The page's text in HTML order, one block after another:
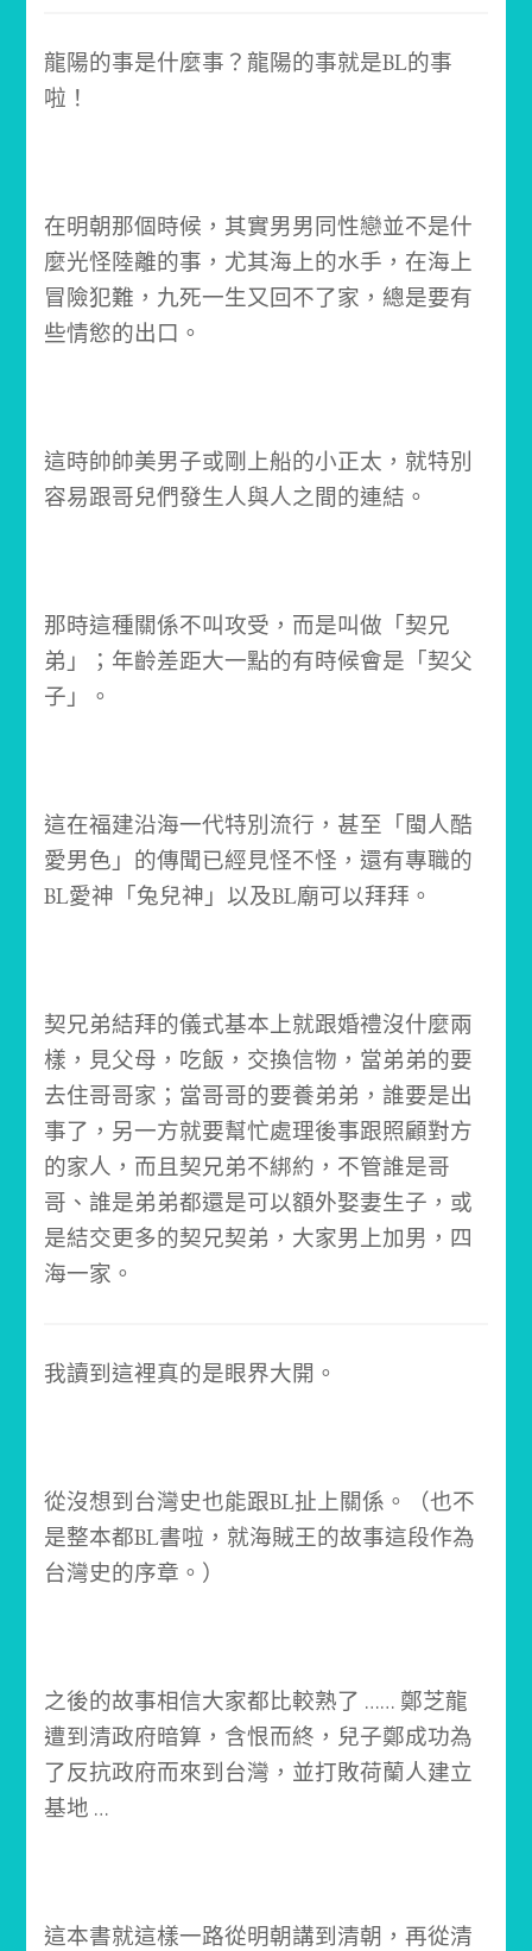
龍陽的事是什麼事？龍陽的事就是BL的事
啦！
在明朝那個時候，其實男男同性戀並不是什
麼光怪陸離的事，尤其海上的水手，在海上
冒險犯難，九死一生又回不了家，總是要有
些情慾的出口。
這時帥帥美男子或剛上船的小正太，就特別
容易跟哥兒們發生人與人之間的連結。
那時這種關係不叫攻受，而是叫做「契兄
弟」； 年齡差距大一點的有時候會是「契父
子」。
這在福建沿海一代特別流行，甚至「閩人酷
愛男色」的傳聞已經見怪不怪，還有專職的
BL愛神「兔兒神」以及BL廟可以拜拜。
契兄弟結拜的儀式基本上就跟婚禮沒什麼兩
樣，見父母，吃飯，交換信物，當弟弟的要
去住哥哥家；當哥哥的要養弟弟，誰要是出
事了，另一方就要幫忙處理後事跟照顧對方
的家人， 而且契兄弟不綁約，不管誰是哥
哥、誰是弟弟都還是可以額外娶妻生子，或
是結交更多的契兄契弟，大家男上加男，四
海一家。
我讀到這裡真的是眼界大開。
從沒想到台灣史也能跟BL扯上關係。
（也不
是整本都BL書啦，就海賊王的故事這段作為
台灣史的序章。）
之後的故事相信大家都比較熟了 …… 鄭芝龍
遭到清政府暗算，含恨而終，兒子鄭成功為
了反抗政府而來到台灣，並打敗荷蘭人建立
基地 …
這本書就這樣一路從明朝講到清朝，再從清